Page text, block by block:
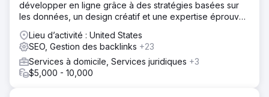
développer en ligne grâce à des stratégies basées sur
les données, un design créatif et une expertise éprouvée
Lieu d’activité : United States
SEO, Gestion des backlinks +23
Services à domicile, Services juridiques +3
$5,000 - 10,000